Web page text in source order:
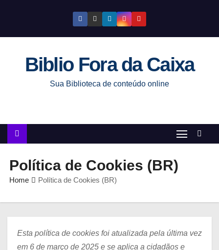
e
Biblio Fora da Caixa
Sua Biblioteca de conteúdo online
Política de Cookies (BR)
Home Política de Cookies (BR)
Esta política de cookies foi atualizada pela última vez
em 6 de março de 2025 e se aplica a cidadãos e